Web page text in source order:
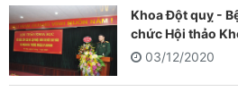
Khoa Đột quỵ -
chức Hội thảo
03/12/2020